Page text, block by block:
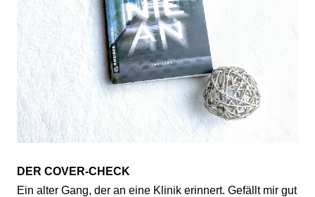
DER COVER-CHECK
Ein alter Gang, der an eine Klinik erinnert. Gefällt mir gut